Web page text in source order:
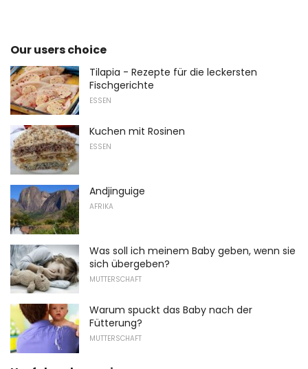
Our users choice
Tilapia - Rezepte für die leckersten
Fischgerichte
ESSEN
Kuchen mit Rosinen
ESSEN
Andjinguige
AFRIKA
Was soll ich meinem Baby geben, wenn sie
sich übergeben?
MUTTERSCHAFT
Warum spuckt das Baby nach der
Fütterung?
MUTTERSCHAFT